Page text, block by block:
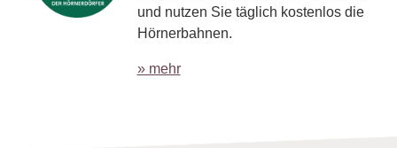
und nutzen Sie täglich kostenlos die
Hörnerbahnen.
» mehr